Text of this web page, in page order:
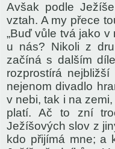
Avšak podle
vztah. A my přece
„Buď vůle tvá jako
u nás? Nikoli z
začíná s dalším
rozprostírá
nejenom divadlo
v nebi, tak i na
platí. Ač to zní
Ježíšových slov z
kdo přijímá mne; a